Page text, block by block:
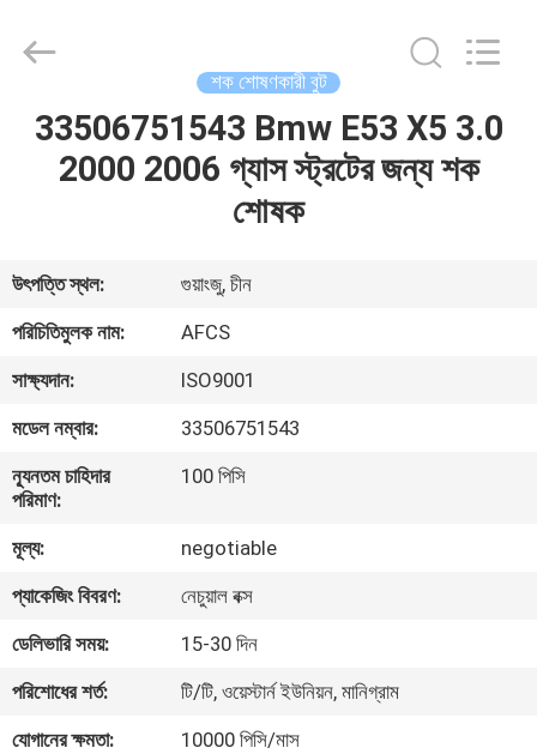
বাড়ি
ভিডিও
সম্পর্কে
কারখানা
মান
নিয়ন্ত্রণ
PARTS
Reserved.
শক শোষণকারী বুট
33506751543 Bmw E53 X5 3.0
2000 2006 গ্যাস স্ট্রটের জন্য শক
শোষক
উৎপত্তি স্থল:
গুয়াংজু, চীন
পরিচিতিমুলক নাম:
AFCS
সাক্ষ্যদান:
ISO9001
মডেল নম্বার:
33506751543
ন্যূনতম চাহিদার
পরিমাণ:
100 পিসি
মূল্য:
negotiable
প্যাকেজিং বিবরণ:
নেচুয়াল বক্স
ডেলিভারি সময়:
15-30 দিন
পরিশোধের শর্ত:
টি/টি, ওয়েস্টার্ন ইউনিয়ন, মানিগ্রাম
যোগানের ক্ষমতা:
10000 পিসি/মাস